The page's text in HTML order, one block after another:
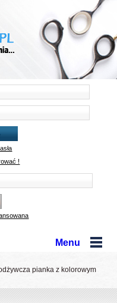
!
Menu
pianka z kolorowym